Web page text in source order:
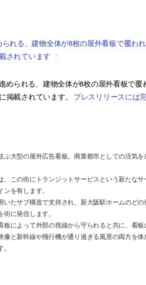
れる、建物全体が8枚の屋外看板で覆わ
されています
められる、建物全体が8枚の屋外看板で覆
載されています。
プレスリリースには
大型の屋外広告看板。商業都市としての活気を
この街にトランジットサービスという新たな
を有します。
たサブ構造で支持され、新大阪駅ホームのど
に発信します。
によって外部の視線から守られると共に、看
と新幹線や飛行機が通り過ぎる風景の両方を